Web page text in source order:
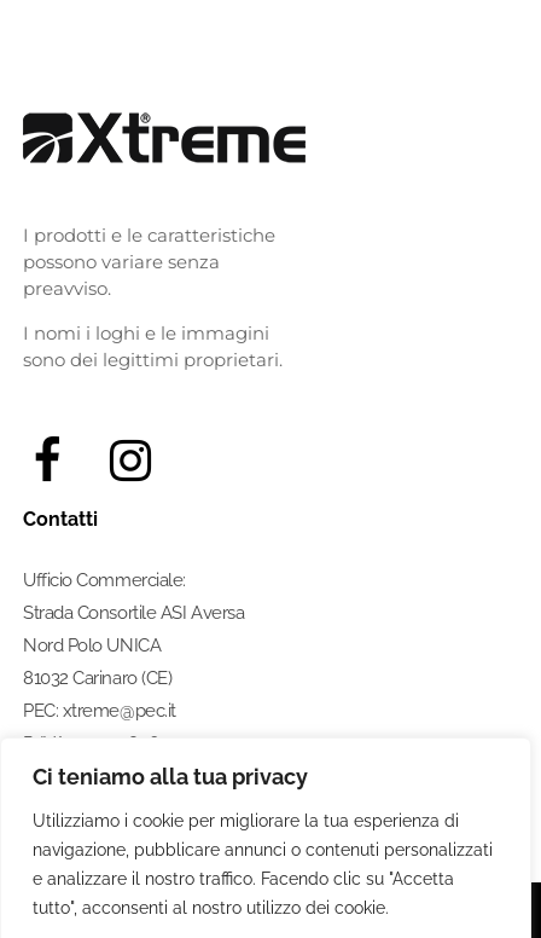
Ci teniamo alla tua privacy
Utilizziamo i cookie per migliorare la tua esperienza di
navigazione, pubblicare annunci o contenuti personalizzati
e analizzare il nostro traffico. Facendo clic su "Accetta
tutto", acconsenti al nostro utilizzo dei cookie.
I prodotti e le caratteristiche
possono variare senza
preavviso.
I nomi i loghi e le immagini
sono dei legittimi proprietari.
Contatti
Ufficio Commerciale:
Strada Consortile ASI Aversa
Nord Polo UNICA
81032 Carinaro (CE)
PEC: xtreme@pec.it
P. IVA: 07274580633
Numero di telefono:
0812462211